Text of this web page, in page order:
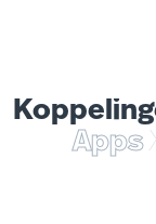
Apps